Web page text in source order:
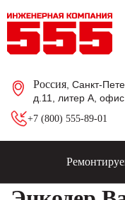
Россия , Санкт-
д.11, литер А,
+7 (800) 555-89-01